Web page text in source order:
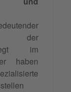
der
im
haben